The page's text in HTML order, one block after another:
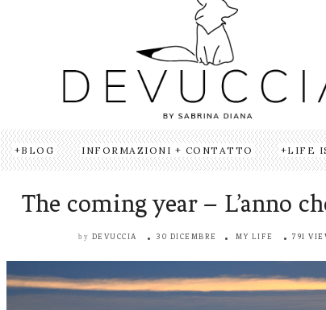
BLOG INFORMAZIONI + CONTATTO LIFE
The coming year – L’anno
by DEVUCCIA 30 DICEMBRE MY LIFE 791